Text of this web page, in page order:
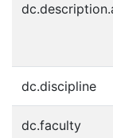
dc.discipline
dc.faculty